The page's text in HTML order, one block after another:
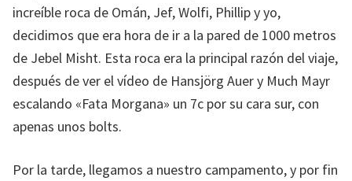
increíble roca de Omán, Jef, Wolfi, Phillip y yo,
decidimos que era hora de ir a la pared de 1000 metros
de Jebel Misht. Esta roca era la principal razón del viaje,
después de ver el vídeo de Hansjörg Auer y Much Mayr
escalando «Fata Morgana» un 7c por su cara sur, con
apenas unos bolts.
Por la tarde, llegamos a nuestro campamento, y por fin